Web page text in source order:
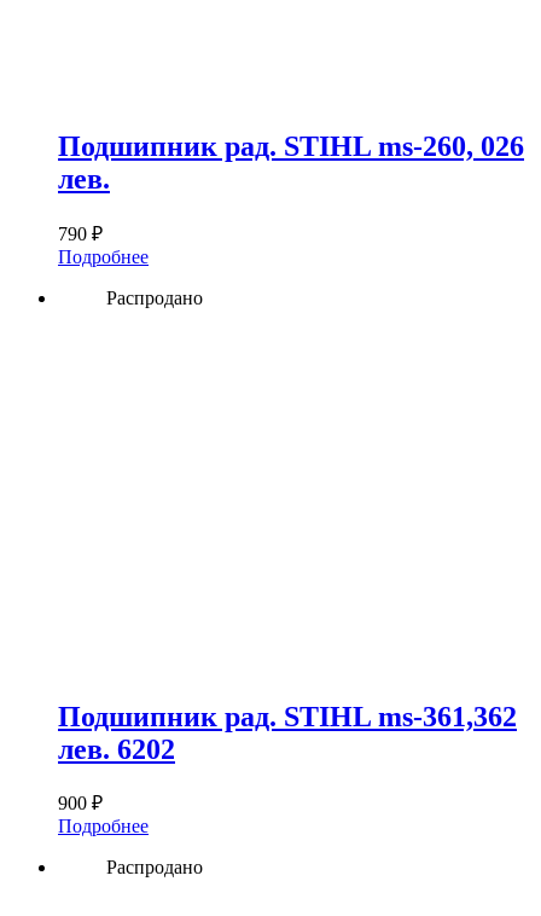
Подшипник рад. STIHL ms-260, 026
лев.
790 ₽
Подробнее
Распродано
Подшипник рад. STIHL ms-361,362
лев. 6202
900 ₽
Подробнее
Распродано